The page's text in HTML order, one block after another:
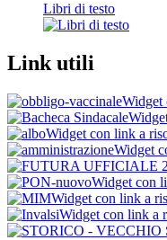
Libri di testo
Link utili
Widget
Widget con link a
Widget
Widget con
Widget con link a
Widget con link a